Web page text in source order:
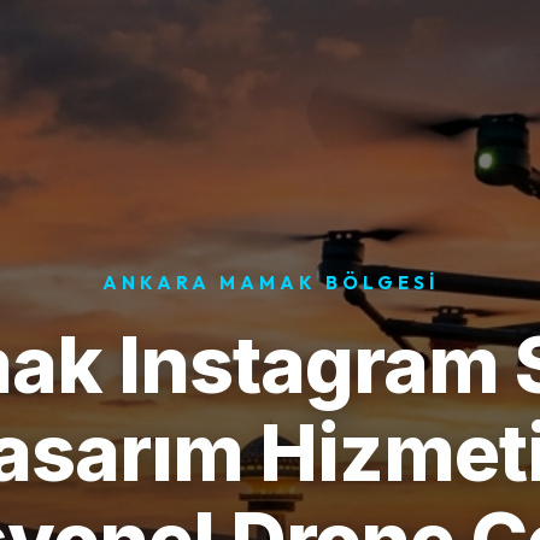
ANKARA MAMAK BÖLGESI
Instagram